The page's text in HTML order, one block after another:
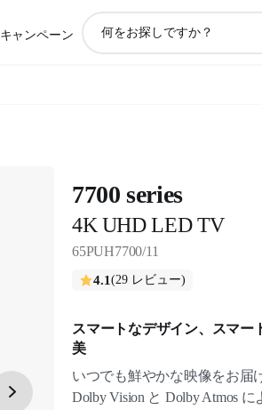
キャンペーン
索
7700 series
4K UHD LED TV
65PUH7700/11
4.1 (29 レビュー)
スマートなデザイン、スマー
美
いつでも鮮やかな映像をお届
Dolby Vision と Dolby Atmos